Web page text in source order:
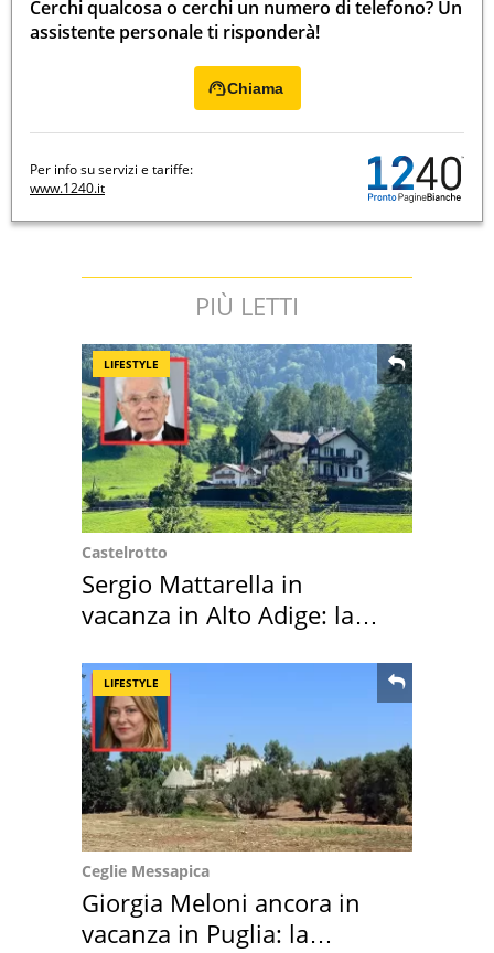
Cerchi qualcosa o cerchi un numero di telefono? Un
assistente personale ti risponderà!
Chiama
Per info su servizi e tariffe:
www.1240.it
PIÙ LETTI
LIFESTYLE
Castelrotto
Sergio Mattarella in
vacanza in Alto Adige: la
LIFESTYLE
Ceglie Messapica
Giorgia Meloni ancora in
vacanza in Puglia: la